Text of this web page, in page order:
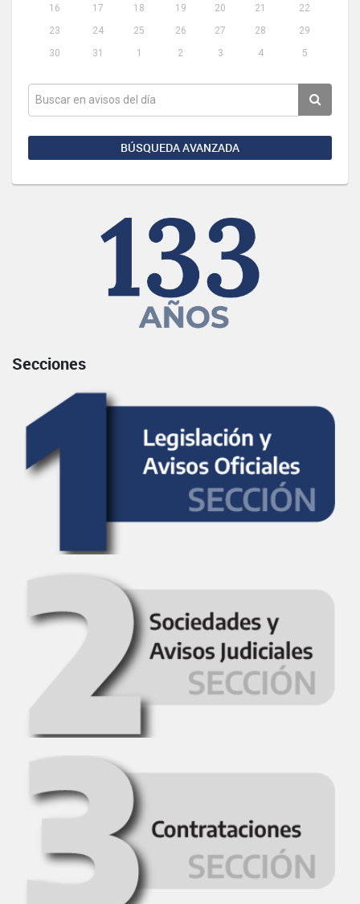
16
17 18 19 20 21
22
23
24 25 26 27 28
29
30
31 1 2 3 4 5
BÚSQUEDA AVANZADA
Secciones